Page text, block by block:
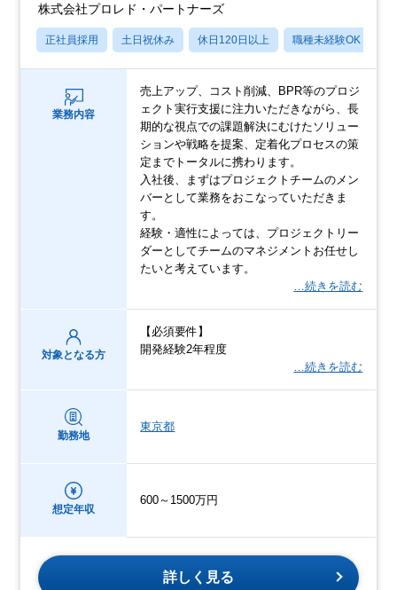
株式会社プロレド・パートナーズ
正社員採用 土日祝休み 休日120日以上 職種未経験OK
業務内容
売上アップ、コスト削減、BPR等のプロジ
ェクト実行支援に注力いただきながら、長
期的な視点での課題解決にむけたソリュー
ションや戦略を提案、定着化プロセスの策
定までトータルに携わります。
入社後、まずはプロジェクトチームのメン
バーとして業務をおこなっていただきま
す。
経験・適性によっては、プロジェクトリー
ダーとしてチームのマネジメントお任せし
たいと考えています。
…続きを読む
対象となる方
【必須要件】
開発経験2年程度
…続きを読む
勤務地
東京都
想定年収
600～1500万円
詳しく見る